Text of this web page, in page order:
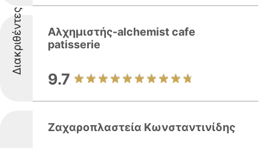
Διακριθέντες
Αλχημιστής-alchemist cafe
patisserie
9.7
Ζαχαροπλαστεία Κωνσταντινίδης